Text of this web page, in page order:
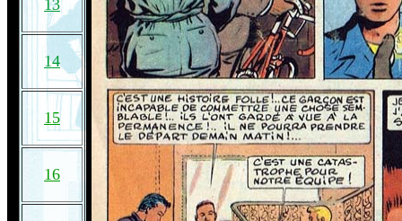
13
14
15
16